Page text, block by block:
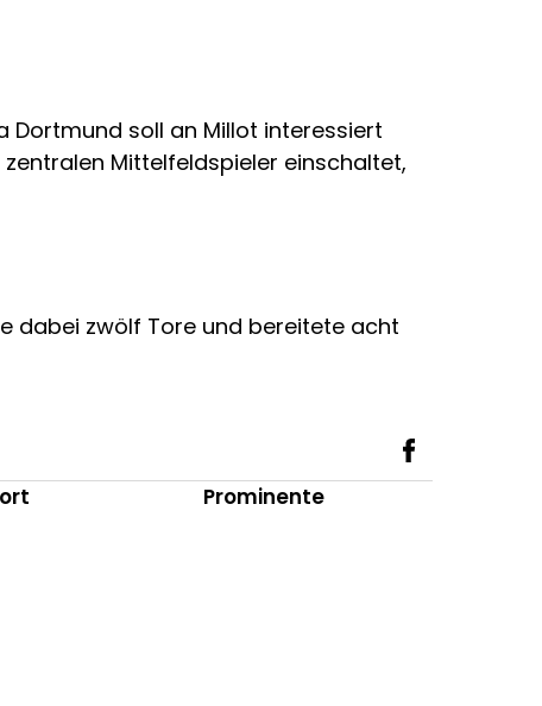
Dortmund soll an Millot interessiert
Mittelfeldspieler einschaltet,
dabei zwölf Tore und bereitete acht
Prominente